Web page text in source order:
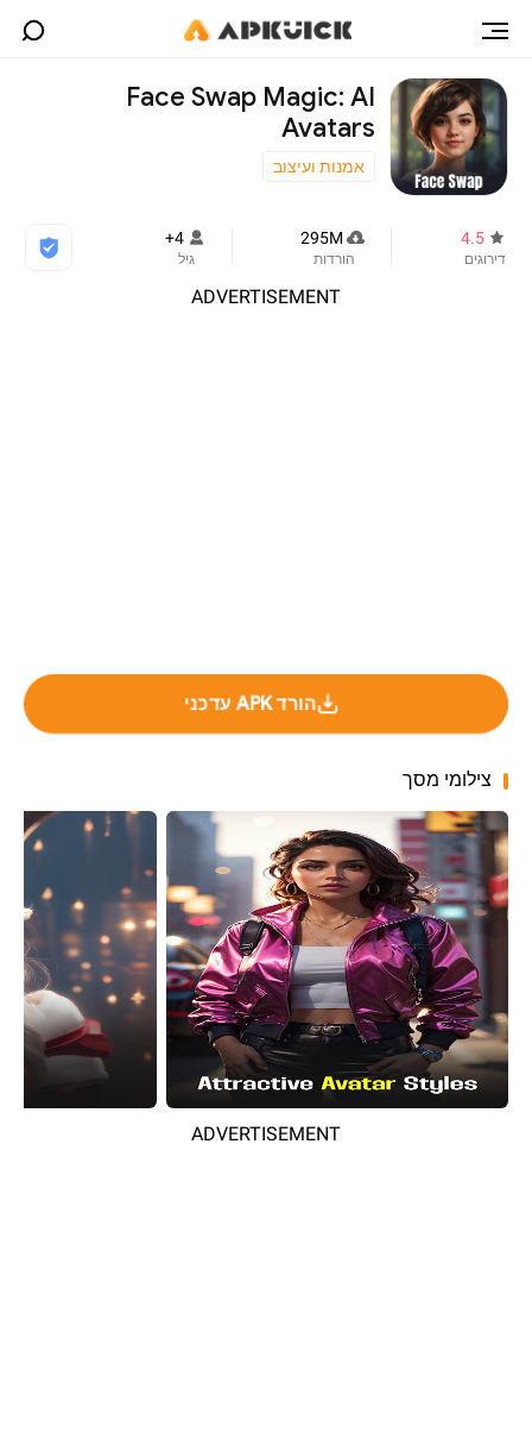
Face Swap Magic: AI
Avatars
אמנות ועיצוב
4.5
דירוגים
295M
הורדות
4+
גיל
ADVERTISEMENT
הורד APK עדכני
צילומי מסך
ADVERTISEMENT